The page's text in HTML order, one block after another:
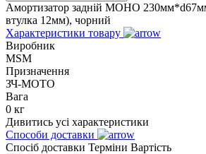
Амортизатор задній МОНО
втулка 12мм), чорний
Характеристики товару
Виробник
MSM
Призначення
ЗЧ-МОТО
Вага
0 кг
Дивитись усі характеристики
Способи доставки
Спосіб доставки Терміни Вартість